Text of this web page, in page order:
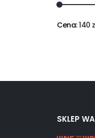
Cena:140
SKLEP